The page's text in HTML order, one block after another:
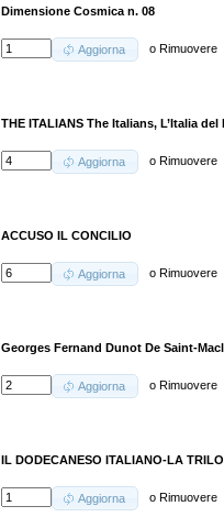
Dimensione Cosmica n. 08
Aggiorna oRimuovere
THE ITALIANS The Italians, L’Italia
Aggiorna oRimuovere
ACCUSO IL CONCILIO
Aggiorna oRimuovere
Georges Fernand Dunot De Saint-
Aggiorna oRimuovere
IL DODECANESO ITALIANO-LA
Aggiorna oRimuovere